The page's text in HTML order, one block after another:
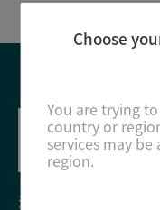
深圳市龙华区观澜街道
Choose
You are trying
country or
services may
region.